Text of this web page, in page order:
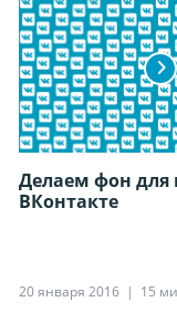
Делаем фон
ВКонтакте
20 января 2016 15